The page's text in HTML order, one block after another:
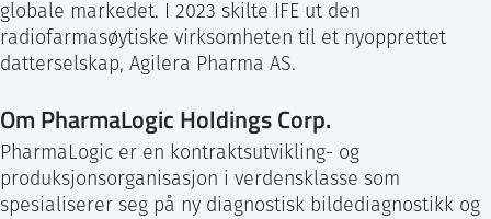
globale markedet. I 2023 skilte IFE ut den
radiofarmasøytiske virksomheten til et nyopprettet
datterselskap, Agilera Pharma AS.
Om PharmaLogic Holdings Corp.
PharmaLogic er en kontraktsutvikling- og
produksjonsorganisasjon i verdensklasse som
spesialiserer seg på ny diagnostisk bildediagnostikk og